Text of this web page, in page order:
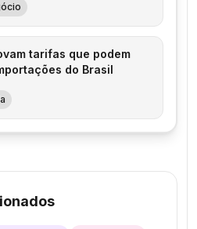
tarifas que podem
do Brasil